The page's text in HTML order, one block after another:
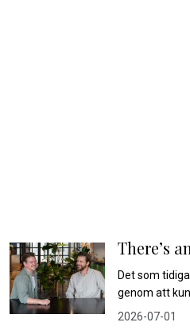
There’s
Det som
genom att
2026-07-01